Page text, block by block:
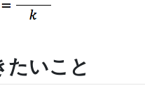
たいこと